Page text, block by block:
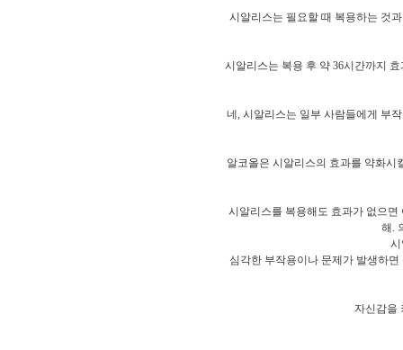
시알리스는 필요할 때 복용하는 것
시알리스는 복용 후 약 36시간까지
네, 시알리스는 일부 사람들에게 부
알코올은 시알리스의 효과를 약화시
시알리스를 복용해도 효과가 없으
해.
시
심각한 부작용이나 문제가 발생하
자신감을